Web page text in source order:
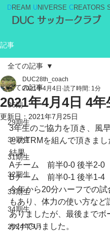
DREAM UNIVERSE CREATORS
DUC サッカークラブ
記事
全ての記事
36期
29期生
30期生
31期生
32期生
33期生
34期生
2024年9月
全ての記事
2021年4月4日 4年
DUC28th_coach
2021年4月4日 読了時間: 1分
更新日： 2021年7月25日
3年生のご協力を頂き、風
とのTRMを組んで頂きまし
結果
Aチーム　前半0-0 後半2-0
Bチーム　前半0-1 後半1-4
今年から20分ハーフでの試
もあり、体力の使い方など
ありましたが、最後までボ
かけていました。